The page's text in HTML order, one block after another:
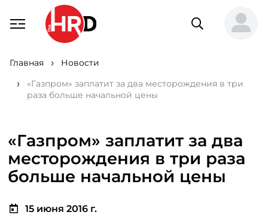
Главная
Новости
«Газпром» заплатит за два месторождения в три
раза больше начальной цены
«Газпром» заплатит за два
месторождения в три раза
больше начальной цены
15 июня 2016 г.